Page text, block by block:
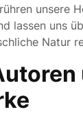
unsere
lassen uns
Natur